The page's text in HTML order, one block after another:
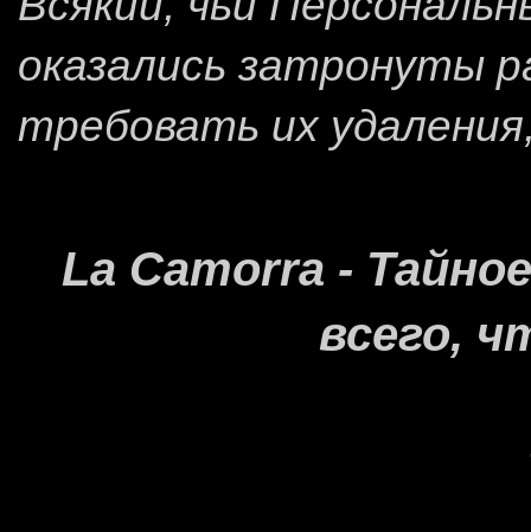
оказались затронуты
требовать их
La Camorra -
всего,